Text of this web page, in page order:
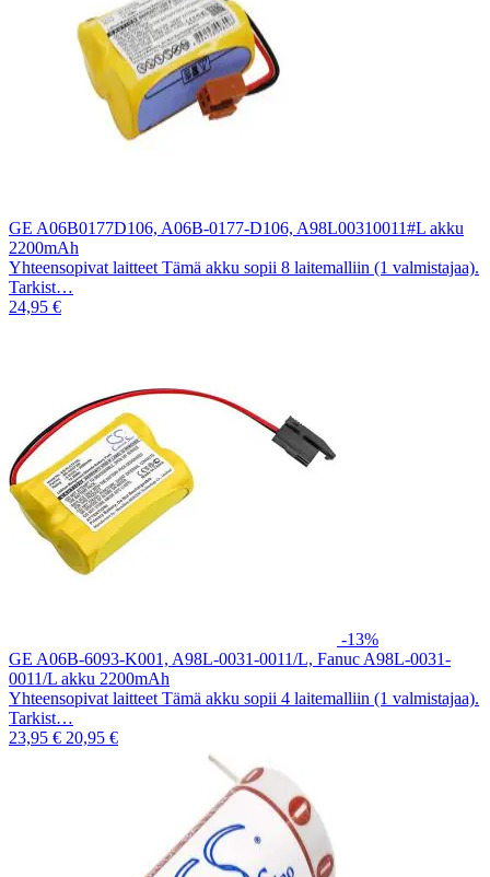
GE A06B0177D106, A06B-0177-D106, A98L00310011#L akku
2200mAh
Yhteensopivat laitteet Tämä akku sopii 8 laitemalliin (1 valmistajaa).
Tarkist…
24,95 €
-13%
GE A06B-6093-K001, A98L-0031-0011/L, Fanuc A98L-0031-
0011/L akku 2200mAh
Yhteensopivat laitteet Tämä akku sopii 4 laitemalliin (1 valmistajaa).
Tarkist…
23,95 € 20,95 €